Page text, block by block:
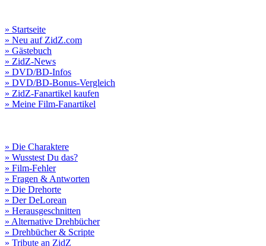
» Startseite
» Neu auf ZidZ.com
» Gästebuch
» ZidZ-News
» DVD/BD-Infos
» DVD/BD-Bonus-Vergleich
» ZidZ-Fanartikel kaufen
» Meine Film-Fanartikel
» Die Charaktere
» Wusstest Du das?
» Film-Fehler
» Fragen & Antworten
» Die Drehorte
» Der DeLorean
» Herausgeschnitten
» Alternative Drehbücher
» Drehbücher & Scripte
» Tribute an ZidZ